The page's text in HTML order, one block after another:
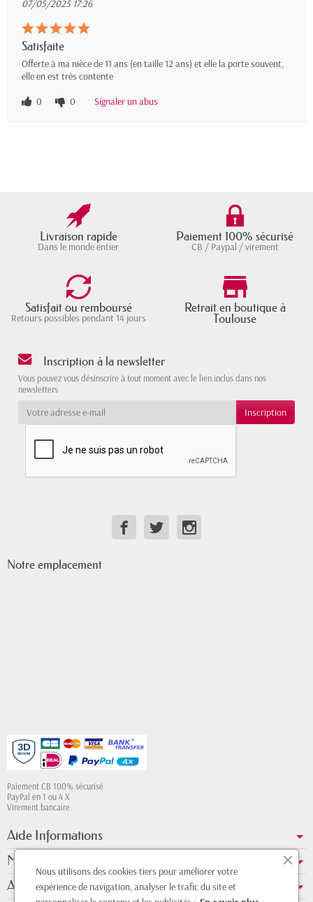
07/05/2025 17:26
Satisfaite
Offerte à ma nièce de 11 ans (en taille 12 ans) et elle la porte souvent,
elle en est très contente
0
0 Signaler un abus
Livraison rapide
Dans le monde entier
Paiement 100% sécurisé
CB / Paypal / virement
Satisfait ou remboursé
Retours possibles pendant 14 jours
Retrait en boutique à
Toulouse
Inscription à la newsletter
Vous pouvez vous désinscrire à tout moment avec le lien inclus dans nos
newsletters
Notre emplacement
Paiement CB 100% sécurisé
PayPal en 1 ou 4 X
Virement bancaire
Aide Informations
Mon compte
A propos de nous
Nous utilisons des cookies tiers pour améliorer votre
expérience de navigation, analyser le trafic du site et